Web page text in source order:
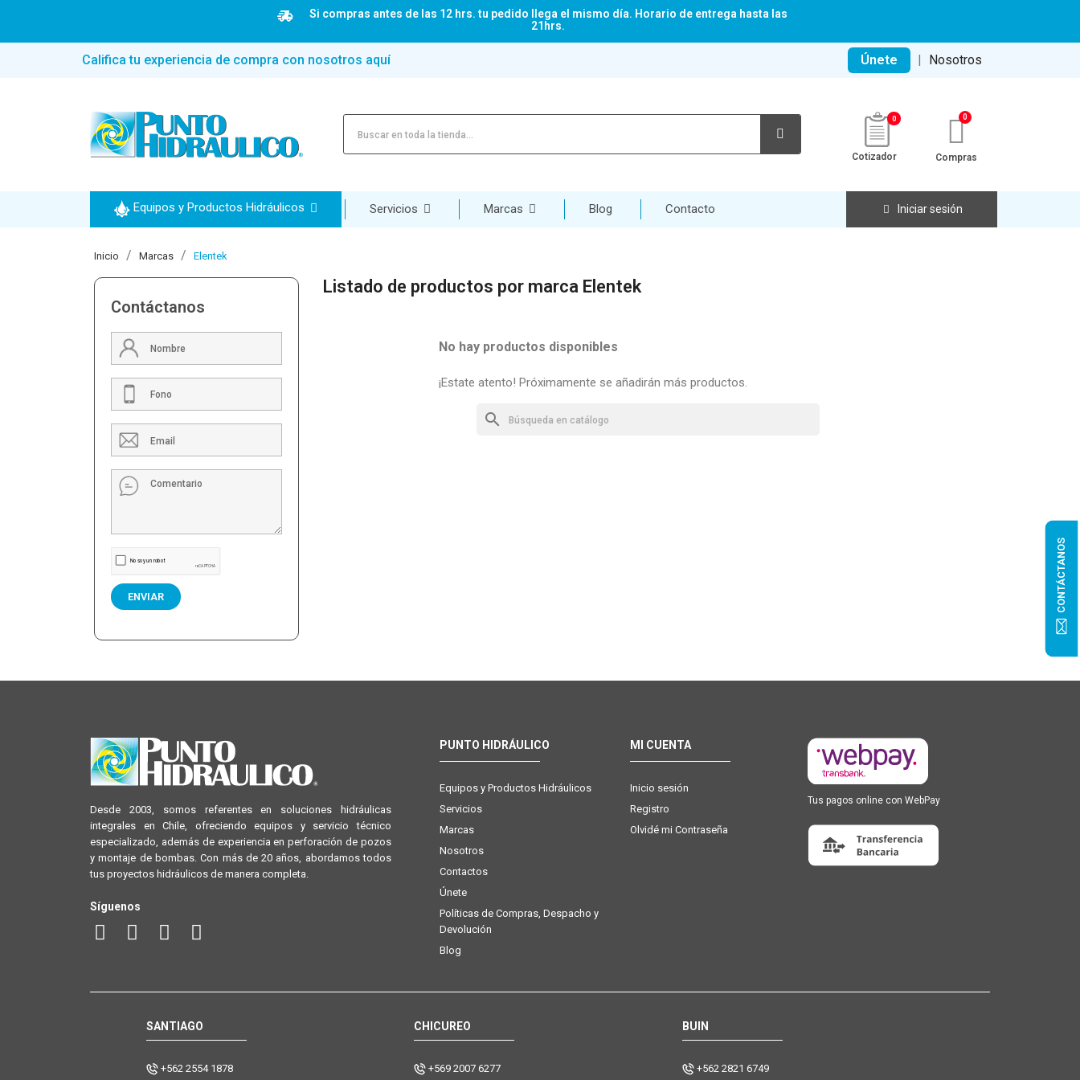
Si compras antes de las 12 hrs. tu pedido llega el mismo día. Horario de entrega hasta las
21hrs.
Califica tu experiencia de compra con nosotros aquí Únete | Nosotros
0
Cotizador Compras
Equipos y Productos Hidráulicos Servicios Marcas Blog Contacto Iniciar sesión
Inicio Marcas Elentek
Contáctanos
ENVIAR
Listado de productos por marca Elentek
No hay productos disponibles
¡Estate atento! Próximamente se añadirán más productos.
search
Desde 2003, somos referentes en soluciones hidráulicas
integrales en Chile, ofreciendo equipos y servicio técnico
especializado, además de experiencia en perforación de pozos
y montaje de bombas. Con más de 20 años, abordamos todos
tus proyectos hidráulicos de manera completa.
Síguenos
PUNTO HIDRÁULICO
Equipos y Productos Hidráulicos
Servicios
Marcas
Nosotros
Contactos
Únete
Políticas de Compras, Despacho y
Devolución
Blog
MI CUENTA
Inicio sesión
Registro
Olvidé mi Contraseña
CONTÁCTANOS
Tus pagos online con WebPay
SANTIAGO
+562 2554 1878
CHICUREO
+569 2007 6277
BUIN
+562 2821 6749